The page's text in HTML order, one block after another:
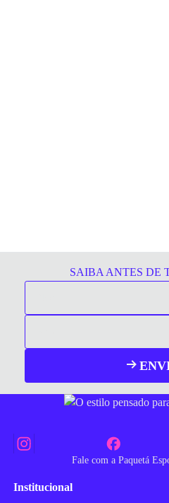
SAIBA ANTES DE
Fale com a Paquetá
Institucional